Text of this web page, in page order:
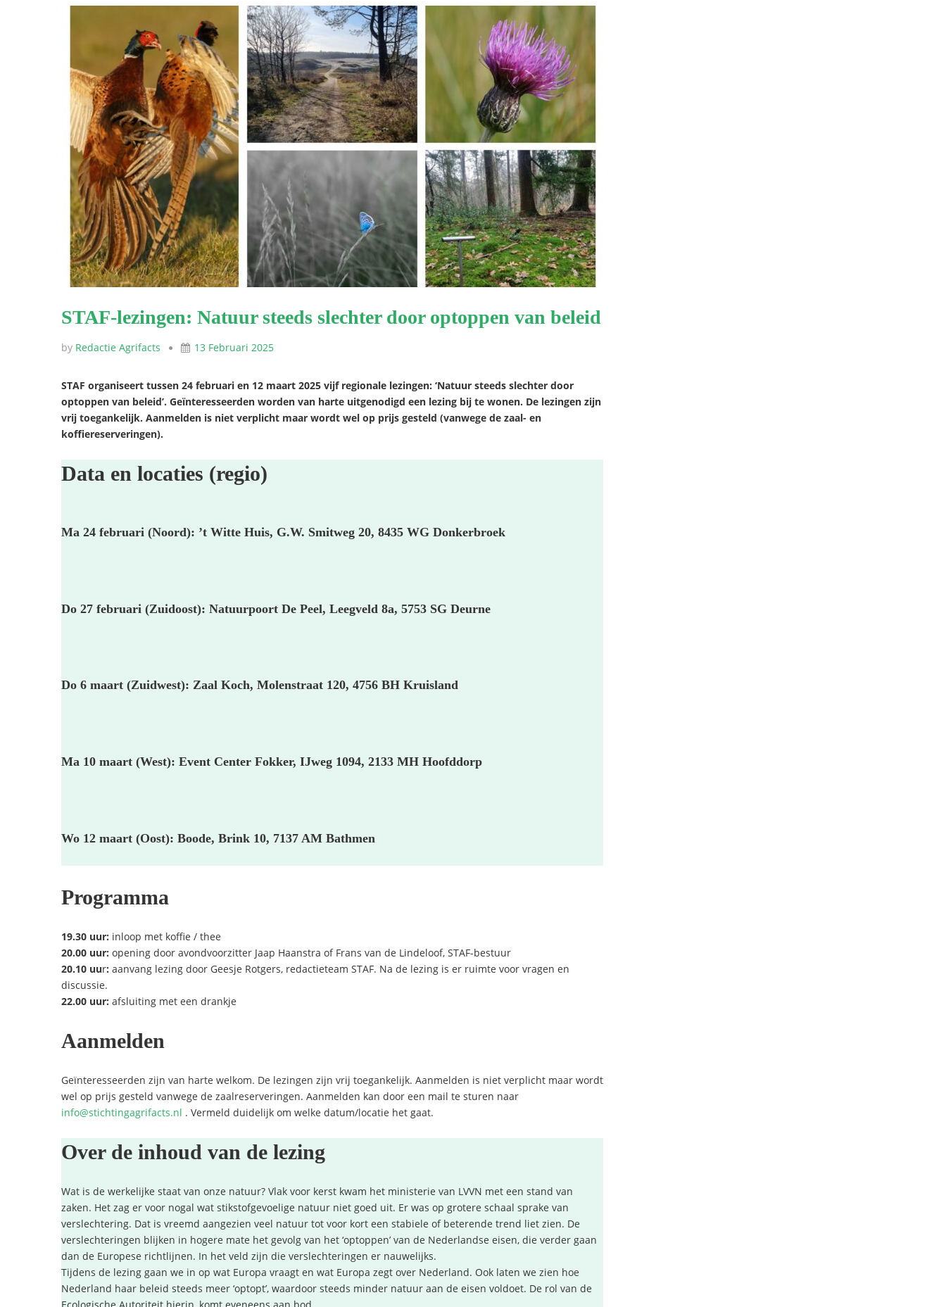
o
k
p
STAF-lezingen: Natuur steeds slechter door optoppen van beleid
by Redactie Agrifacts 13 Februari 2025
STAF organiseert tussen 24 februari en 12 maart 2025 vijf regionale lezingen: ‘Natuur steeds slechter door
optoppen van beleid’. Geïnteresseerden worden van harte uitgenodigd een lezing bij te wonen. De lezingen zijn
vrij toegankelijk. Aanmelden is niet verplicht maar wordt wel op prijs gesteld (vanwege de zaal- en
koffiereserveringen).
Data en locaties (regio)
Ma 24 februari (Noord): ’t Witte Huis, G.W. Smitweg 20, 8435 WG Donkerbroek
Do 27 februari (Zuidoost): Natuurpoort De Peel, Leegveld 8a, 5753 SG Deurne
Do 6 maart (Zuidwest): Zaal Koch, Molenstraat 120, 4756 BH Kruisland
Ma 10 maart (West): Event Center Fokker, IJweg 1094, 2133 MH Hoofddorp
Wo 12 maart (Oost): Boode, Brink 10, 7137 AM Bathmen
Programma
19.30 uur: inloop met koffie / thee
20.00 uur: opening door avondvoorzitter Jaap Haanstra of Frans van de Lindeloof, STAF-bestuur
20.10 uur: aanvang lezing door Geesje Rotgers, redactieteam STAF. Na de lezing is er ruimte voor vragen en
discussie.
22.00 uur: afsluiting met een drankje
Aanmelden
Geïnteresseerden zijn van harte welkom. De lezingen zijn vrij toegankelijk. Aanmelden is niet verplicht maar wordt
wel op prijs gesteld vanwege de zaalreserveringen. Aanmelden kan door een mail te sturen naar
info@stichtingagrifacts.nl . Vermeld duidelijk om welke datum/locatie het gaat.
Over de inhoud van de lezing
Wat is de werkelijke staat van onze natuur? Vlak voor kerst kwam het ministerie van LVVN met een stand van
zaken. Het zag er voor nogal wat stikstofgevoelige natuur niet goed uit. Er was op grotere schaal sprake van
verslechtering. Dat is vreemd aangezien veel natuur tot voor kort een stabiele of beterende trend liet zien. De
verslechteringen blijken in hogere mate het gevolg van het ‘optoppen’ van de Nederlandse eisen, die verder gaan
dan de Europese richtlijnen. In het veld zijn die verslechteringen er nauwelijks.
Tijdens de lezing gaan we in op wat Europa vraagt en wat Europa zegt over Nederland. Ook laten we zien hoe
Nederland haar beleid steeds meer ‘optopt’, waardoor steeds minder natuur aan de eisen voldoet. De rol van de
Ecologische Autoriteit hierin, komt eveneens aan bod.